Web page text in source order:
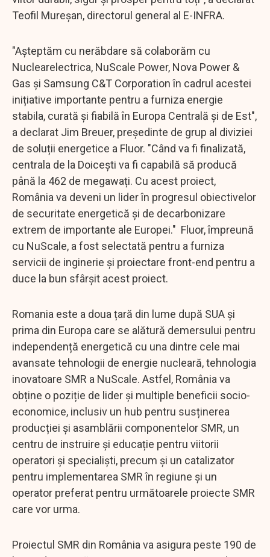
Teofil Mureșan, directorul general al E-INFRA.
"Așteptăm cu nerăbdare să colaborăm cu
Nuclearelectrica, NuScale Power, Nova Power &
Gas și Samsung C&T Corporation în cadrul acestei
inițiative importante pentru a furniza energie
stabila, curată și fiabilă în Europa Centrală și de Est",
a declarat Jim Breuer, președinte de grup al diviziei
de soluții energetice a Fluor. "Când va fi finalizată,
centrala de la Doicești va fi capabilă să producă
până la 462 de megawați. Cu acest proiect,
România va deveni un lider în progresul obiectivelor
de securitate energetică și de decarbonizare
extrem de importante ale Europei." Fluor, împreună
cu NuScale, a fost selectată pentru a furniza
servicii de inginerie și proiectare front-end pentru a
duce la bun sfârșit acest proiect.
Romania este a doua țară din lume după SUA și
prima din Europa care se alătură demersului pentru
independență energetică cu una dintre cele mai
avansate tehnologii de energie nucleară, tehnologia
inovatoare SMR a NuScale. Astfel, România va
obține o poziție de lider și multiple beneficii socio-
economice, inclusiv un hub pentru susținerea
producției și asamblării componentelor SMR, un
centru de instruire și educație pentru viitorii
operatori și specialiști, precum și un catalizator
pentru implementarea SMR în regiune și un
operator preferat pentru următoarele proiecte SMR
care vor urma.
Proiectul SMR din România va asigura peste 190 de